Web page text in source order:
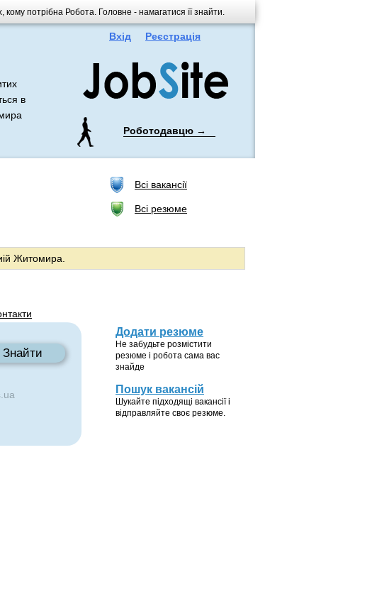
потрібна Робота. Головне - намагатися її знайти.
в
Вхід Реєстрація
Роботодавцю →
Всі вакансії
Всі резюме
Житомира.
Додати резюме
Не забудьте розмістити
резюме і робота сама вас
знайде
Пошук вакансій
Шукайте підходящі вакансії і
відправляйте своє резюме.